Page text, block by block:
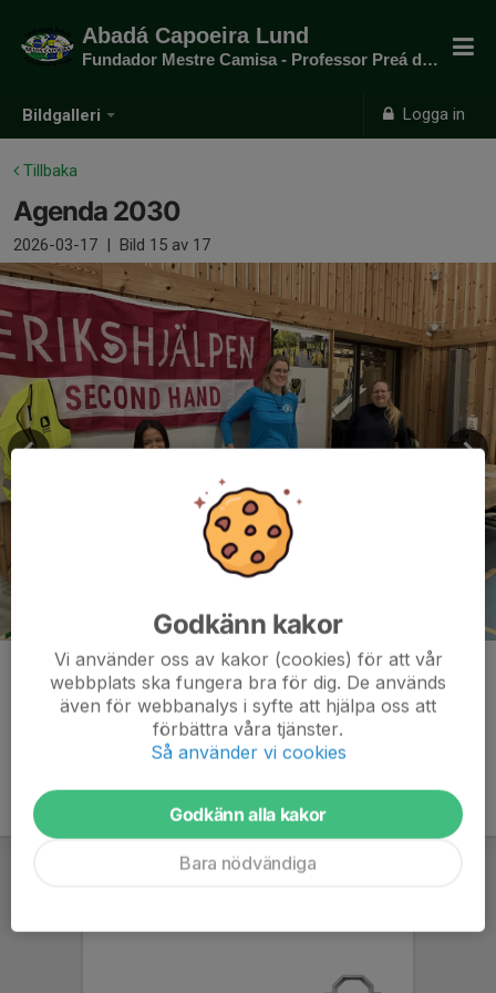
Bildgalleri Logga in
Abadá Capoeira Lund
Fundador Mestre Camisa - Professor Preá do mato
Tillbaka
Agenda 2030
2026-03-17 | Bild 15 av 17
Kommentarer
Godkänn kakor
Vi använder oss av kakor (cookies) för att vår
webbplats ska fungera bra för dig. De används
även för webbanalys i syfte att hjälpa oss att
förbättra våra tjänster.
Så använder vi cookies
Godkänn alla kakor
Bara nödvändiga